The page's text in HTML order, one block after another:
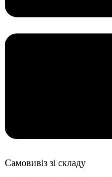
Самовивіз зі складу